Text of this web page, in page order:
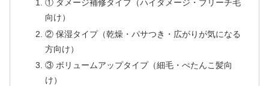
① ダメージ補修タイプ（ハイダメージ・ブリーチ毛
向け）
② 保湿タイプ（乾燥・パサつき・広がりが気になる
方向け）
③ ボリュームアップタイプ（細毛・ぺたんこ髪向
け）